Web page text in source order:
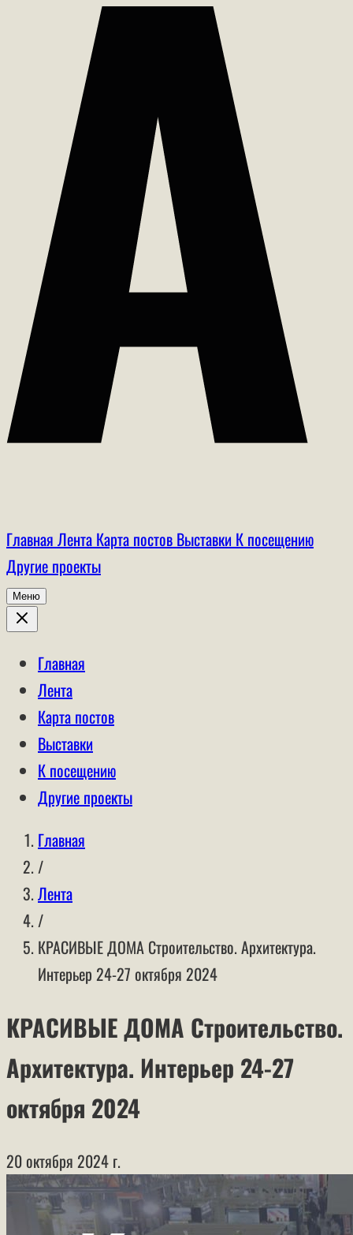
Главная Лента Карта постов Выставки К посещению
Другие проекты
Меню
Главная
Лента
Карта постов
Выставки
К посещению
Другие проекты
Главная
/
Лента
/
КРАСИВЫЕ ДОМА Строительство. Архитектура.
Интерьер 24-27 октября 2024
КРАСИВЫЕ ДОМА Строительство.
Архитектура. Интерьер 24-27
октября 2024
20 октября 2024 г.